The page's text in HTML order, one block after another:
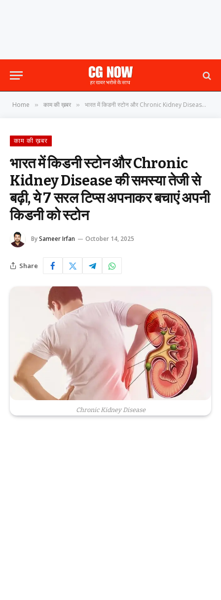
Home » काम की ख़बर » भारत में किडनी स्टोन और Chronic Kidney Disease की समस्या तेजी से बढ़ी, ये 7 सरल टिप्स अपनाकर बचाएं अपनी किडनी को स्टोन
काम की ख़बर
भारत में किडनी स्टोन और Chronic
Kidney Disease की समस्या तेजी से
बढ़ी, ये 7 सरल टिप्स अपनाकर बचाएं अपनी
किडनी को स्टोन
BySameer Irfan October 14, 2025
Share
Chronic Kidney Disease